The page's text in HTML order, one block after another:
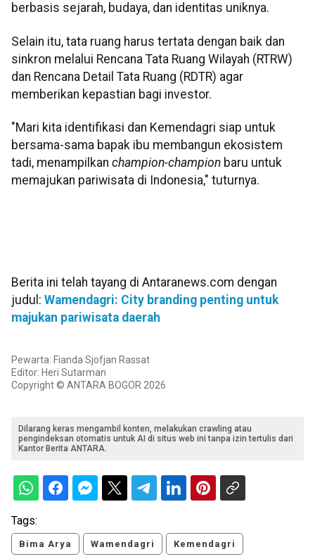
berbasis sejarah, budaya, dan identitas uniknya.
Selain itu, tata ruang harus tertata dengan baik dan
sinkron melalui Rencana Tata Ruang Wilayah (RTRW)
dan Rencana Detail Tata Ruang (RDTR) agar
memberikan kepastian bagi investor.
"Mari kita identifikasi dan Kemendagri siap untuk
bersama-sama bapak ibu membangun ekosistem
tadi, menampilkan champion-champion baru untuk
memajukan pariwisata di Indonesia," tuturnya.
Berita ini telah tayang di Antaranews.com dengan
judul: Wamendagri: City branding penting untuk
majukan pariwisata daerah
Pewarta: Fianda Sjofjan Rassat
Editor: Heri Sutarman
Copyright © ANTARA BOGOR 2026
Dilarang keras mengambil konten, melakukan crawling atau
pengindeksan otomatis untuk AI di situs web ini tanpa izin tertulis dari
Kantor Berita ANTARA.
Tags:
Bima Arya Wamendagri Kemendagri